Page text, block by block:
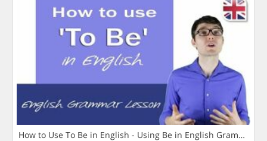
How to Use To Be in English - Using Be in English Grammar